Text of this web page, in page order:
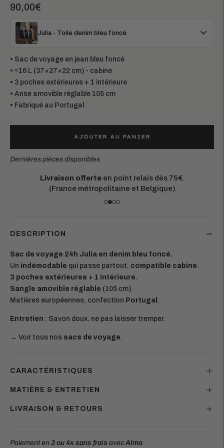
90,00€
Julia - Toile denim bleu foncé
• Sac de voyage en jean bleu foncé
• ≈16 L (37×27×22 cm) - cabine
• 3 poches extérieures + 1 intérieure
• Anse amovible réglable 105 cm
• Fabriqué au Portugal
AJOUTER AU PANIER
Dernières pièces disponibles
Matières européennes durables.
Chaque pièce est conçue pour durer
DESCRIPTION
Sac de voyage 24h Julia en denim bleu foncé.
Un indémodable qui passe partout, compatible cabine.
3 poches extérieures + 1 intérieure.
Sangle amovible réglable (105 cm).
Matières européennes, confection Portugal .
Entretien : Savon doux, ne pas laisser tremper.
→ Voir tous nos sacs de voyage.
CARACTÉRISTIQUES
MATIÈRE & ENTRETIEN
LIVRAISON & RETOURS
Paiement en 3 ou 4x sans frais avec Alma